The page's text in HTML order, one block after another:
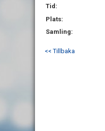
Tid:
Plats:
Samling:
<< Tillbaka